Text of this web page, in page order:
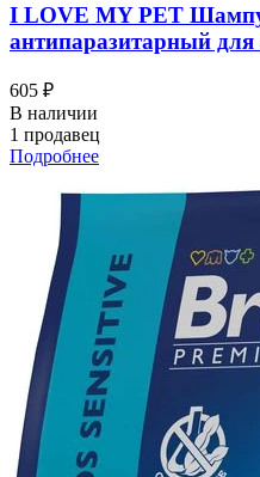
I LOVЕ MY PET
антипаразитарный
605 ₽
В наличии
1 продавец
Подробнее